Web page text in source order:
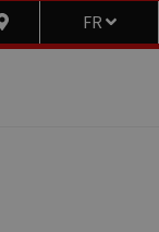
FR